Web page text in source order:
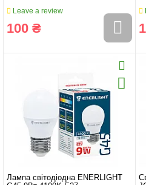
Leave a review
100 ₴
Лампа світодіодна ENERLIGHT